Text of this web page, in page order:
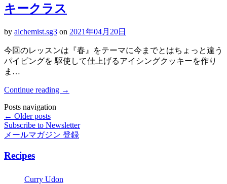
キークラス
by alchemist.sg3 on 2021年04月20日
今回のレッスンは『春』をテーマに今までとはちょっと違う
パイピングを 駆使して仕上げるアイシングクッキーを作り
ま…
Continue reading →
Posts navigation
← Older posts
Subscribe to Newsletter
メールマガジン 登録
Recipes
Curry Udon